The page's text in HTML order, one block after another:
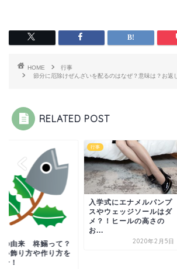
HOME
行事
節分に厄除けぜんざいを配るのはなぜ？意味は？お返
RELATED POST
の由来 柊鰯って？
い飾り方や作り方を
！
行事
入学式にエナメルパンプ
スやウェッジソールはダ
メ？！ヒールの高さの
お...
2020年2月5日